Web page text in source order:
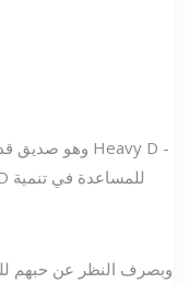
وبصرف النظر عن حبهم